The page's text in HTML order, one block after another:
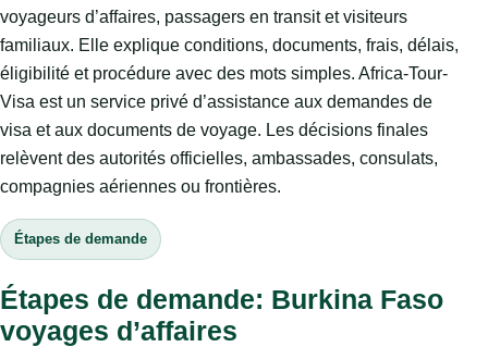
voyageurs d’affaires, passagers en transit et visiteurs
familiaux. Elle explique conditions, documents, frais, délais,
éligibilité et procédure avec des mots simples. Africa-Tour-
Visa est un service privé d’assistance aux demandes de
visa et aux documents de voyage. Les décisions finales
relèvent des autorités officielles, ambassades, consulats,
compagnies aériennes ou frontières.
Étapes de demande
Étapes de demande: Burkina Faso
voyages d’affaires